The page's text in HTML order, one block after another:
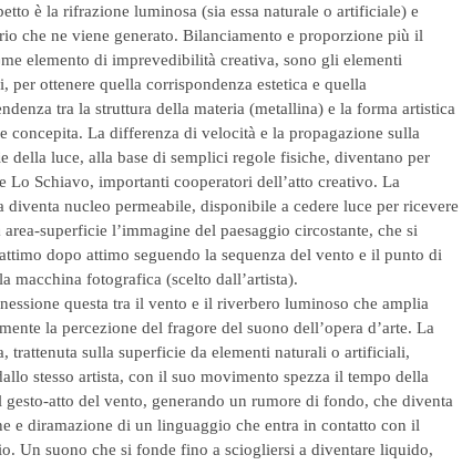
è la rifrazione luminosa (sia essa naturale o artificiale) e
che ne viene generato. Bilanciamento e proporzione più il
elemento di imprevedibilità creativa, sono gli elementi
per ottenere quella corrispondenza estetica e quella
tra la struttura della materia (metallina) e la forma artistica
concepita. La differenza di velocità e la propagazione sulla
della luce, alla base di semplici regole fisiche, diventano per
Lo Schiavo, importanti cooperatori dell’atto creativo. La
diventa nucleo permeabile, disponibile a cedere luce per ricevere
area-superficie l’immagine del paesaggio circostante, che si
dopo attimo seguendo la sequenza del vento e il punto di
macchina fotografica (scelto dall’artista).
questa tra il vento e il riverbero luminoso che amplia
la percezione del fragore del suono dell’opera d’arte. La
trattenuta sulla superficie da elementi naturali o artificiali,
stesso artista, con il suo movimento spezza il tempo della
gesto-atto del vento, generando un rumore di fondo, che diventa
e diramazione di un linguaggio che entra in contatto con il
Un suono che si fonde fino a sciogliersi a diventare liquido,